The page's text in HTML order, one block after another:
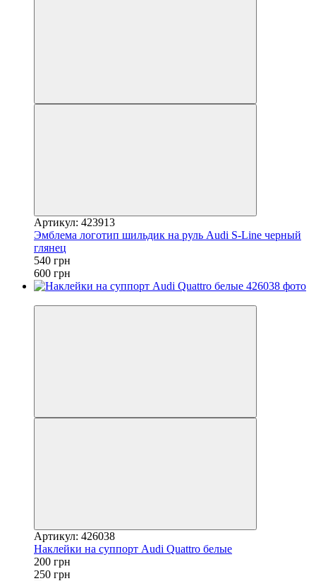
Артикул: 423913
Эмблема логотип шильдик на руль Audi S-Line черный
глянец
540 грн
600 грн
Артикул: 426038
Наклейки на суппорт Audi Quattro белые
200 грн
250 грн